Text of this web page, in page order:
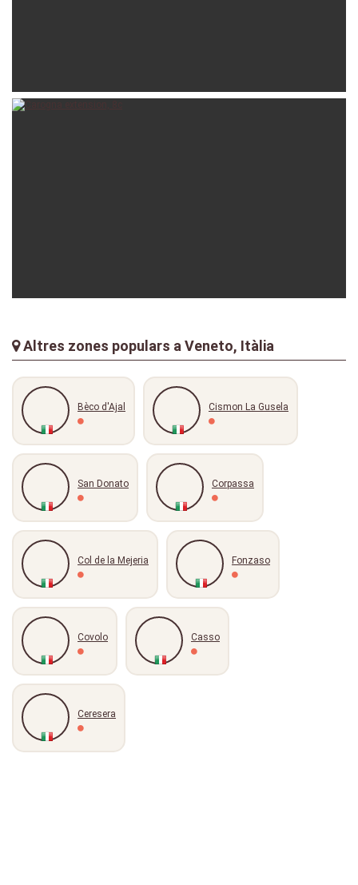
enrico
Altres zones populars a Veneto, Itàlia
Bèco d'Ajal Cismon La Gusela
San Donato Corpassa
Col de la Mejeria Fonzaso
Covolo Casso
Ceresera